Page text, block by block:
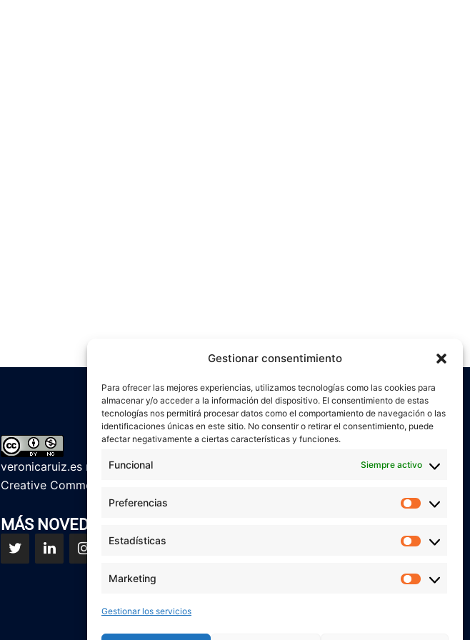
Gestionar consentimiento
Para ofrecer las mejores experiencias, utilizamos tecnologías como las cookies para
almacenar y/o acceder a la información del dispositivo. El consentimiento de estas
tecnologías nos permitirá procesar datos como el comportamiento de navegación o las
identificaciones únicas en este sitio. No consentir o retirar el consentimiento, puede
afectar negativamente a ciertas características y funciones.
Funcional Siempre activo
Preferencias
Estadísticas
Marketing
Gestionar los servicios
veronicaruiz.es realizada por
licencia de
Creative Commons Reconocimiento-NoComercial 4.0 Internacional
MÁS NOVEDADES EN MIS REDES SOCIALES